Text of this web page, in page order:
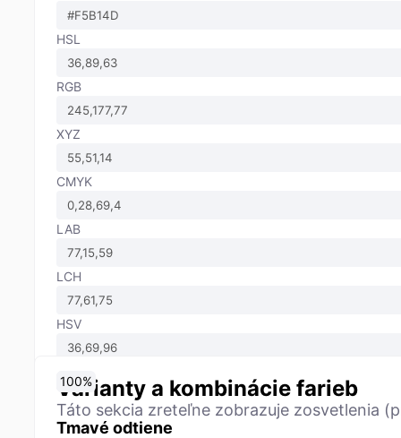
HSL
RGB
XYZ
CMYK
LAB
LCH
HSV
Varianty a kombinácie farieb
Táto sekcia zreteľne zobrazuje zosvetlenia
Tmavé odtiene
0%
10%
20%
30%
40%
50%
60%
70%
80%
90%
100%